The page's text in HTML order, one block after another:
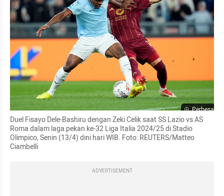
Perbesar
Duel Fisayo Dele-Bashiru dengan Zeki Celik saat SS Lazio vs AS
Roma dalam laga pekan ke-32 Liga Italia 2024/25 di Stadio
Olimpico, Senin (13/4) dini hari WIB. Foto: REUTERS/Matteo
Ciambelli
ADVERTISEMENT